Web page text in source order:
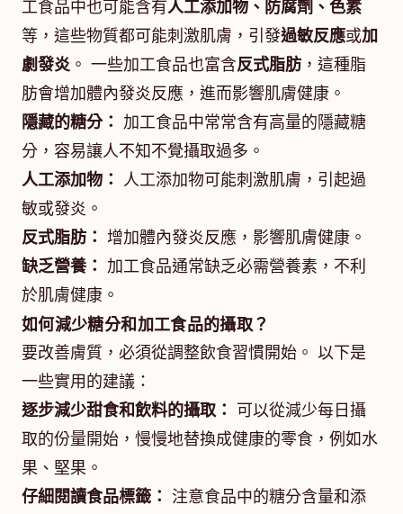
工食品中也可能含有人工添加物、防腐劑、色素
等，這些物質都可能刺激肌膚，引發過敏反應或加
劇發炎 。 一些加工食品也富含反式脂肪 ，這種脂
肪會增加體內發炎反應，進而影響肌膚健康。
隱藏的糖分： 加工食品中常常含有高量的隱藏糖
分，容易讓人不知不覺攝取過多。
人工添加物： 人工添加物可能刺激肌膚，引起過
敏或發炎。
反式脂肪： 增加體內發炎反應，影響肌膚健康。
缺乏營養： 加工食品通常缺乏必需營養素，不利
於肌膚健康。
如何減少糖分和加工食品的攝取？
要改善膚質，必須從調整飲食習慣開始。 以下是
一些實用的建議：
逐步減少甜食和飲料的攝取： 可以從減少每日攝
取的份量開始，慢慢地替換成健康的零食，例如水
果、堅果。
仔細閱讀食品標籤： 注意食品中的糖分含量和添